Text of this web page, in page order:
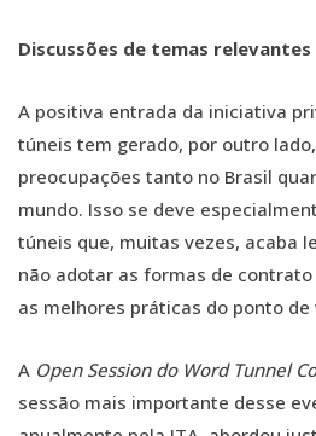
Discussões de temas relevantes
A positiva entrada da iniciativa
túneis tem gerado, por outro
preocupações tanto no Brasil
mundo. Isso se deve
túneis que, muitas vezes, acaba
não adotar as formas de
as melhores práticas do ponto
A Open Session do Word Tunnel
sessão mais importante desse